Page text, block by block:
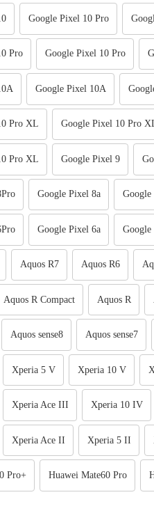
Google Pixel 10 Pro
Pro Google Pixel 10 Pro
Google Pixel 10A
Pro XL Google Pixel 10 Pro
Pro XL Google Pixel 9
Google Pixel 8a
Google Pixel 6a
Aquos R7 Aquos R6
Aquos R Compact Aquos R
Aquos sense8 Aquos sense7
Xperia 5 V Xperia 10 V
Xperia Ace III Xperia 10 IV
Xperia Ace II Xperia 5 II
Pro+ Huawei Mate60 Pro